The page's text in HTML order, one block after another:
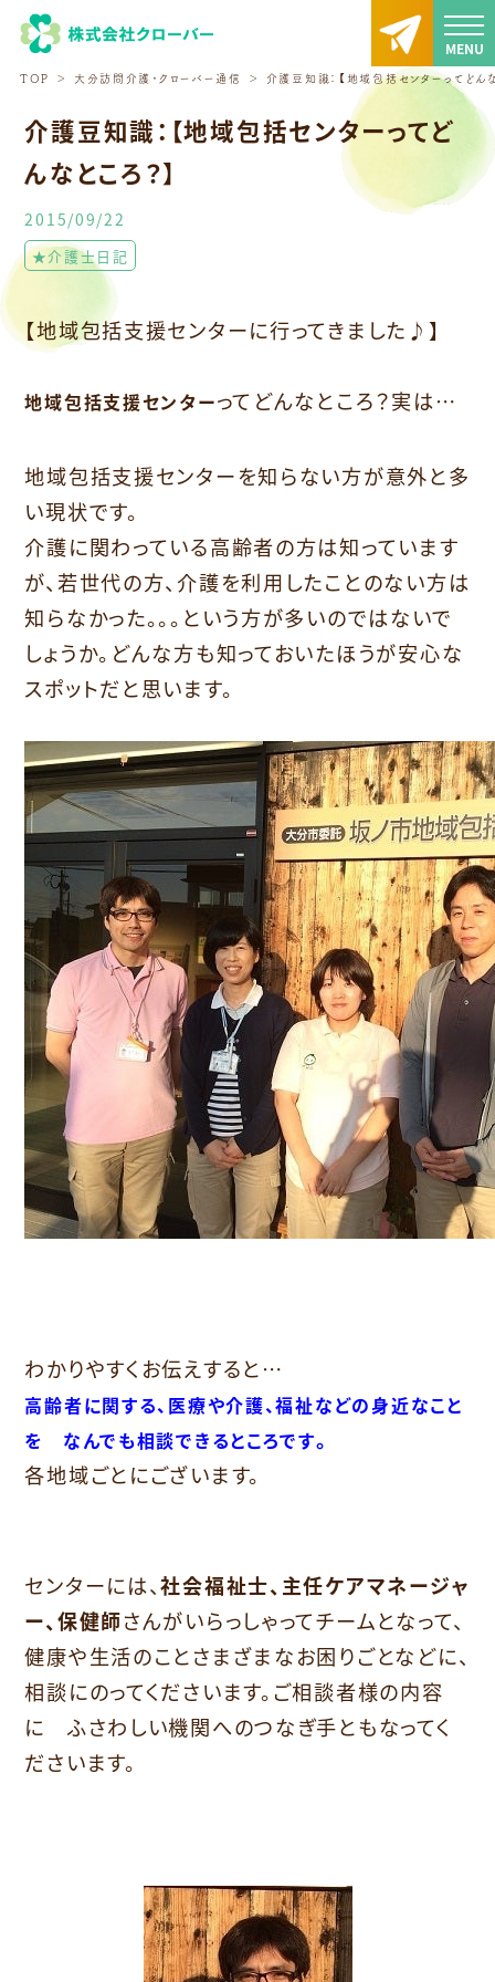
TOP 大分訪問介護・クローバー通信 介護豆知識：【地域包括センターってどんな
介護豆知識：【地域包括センターってど
んなところ？】
2015/09/22
★介護士日記
【地域包括支援センターに行ってきました♪】
地域包括支援センターってどんなところ？実は…
地域包括支援センターを知らない方が意外と多
い現状です。
介護に関わっている高齢者の方は知っています
が、若世代の方、介護を利用したことのない方は
知らなかった。。。という方が多いのではないで
しょうか。どんな方も知っておいたほうが安心な
スポットだと思います。
わかりやすくお伝えすると…
高齢者に関する、医療や介護、福祉などの身近なこと
を なんでも相談できるところです。
各地域ごとにございます。
センターには、社会福祉士、主任ケアマネージャ
ー、保健師さんがいらっしゃってチームとなって、
健康や生活のことさまざまなお困りごとなどに、
相談にのってくださいます。ご相談者様の内容
に ふさわしい機関へのつなぎ手ともなってく
ださいます。